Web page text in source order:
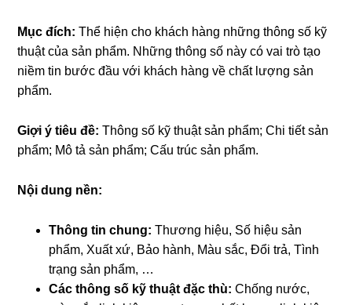
Mục đích: Thể hiện cho khách hàng những thông số kỹ
thuật của sản phẩm. Những thông số này có vai trò tạo
niềm tin bước đầu với khách hàng về chất lượng sản
phẩm.
Giợi ý tiêu đề: Thông số kỹ thuật sản phẩm; Chi tiết sản
phẩm; Mô tả sản phẩm; Cấu trúc sản phẩm.
Nội dung nền:
Thông tin chung: Thương hiệu, Số hiệu sản
phẩm, Xuất xứ, Bảo hành, Màu sắc, Đổi trả, Tình
trạng sản phẩm, …
Các thông số kỹ thuật đặc thù: Chống nước,